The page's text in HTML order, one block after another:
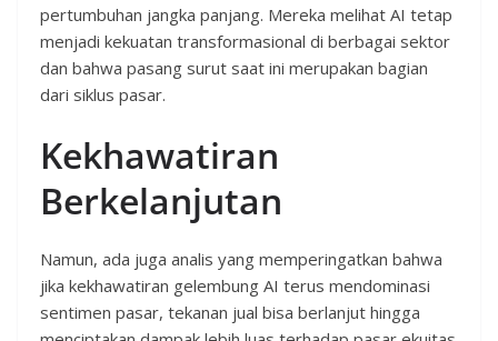
pertumbuhan jangka panjang. Mereka melihat AI tetap
menjadi kekuatan transformasional di berbagai sektor
dan bahwa pasang surut saat ini merupakan bagian
dari siklus pasar.
Kekhawatiran
Berkelanjutan
Namun, ada juga analis yang memperingatkan bahwa
jika kekhawatiran gelembung AI terus mendominasi
sentimen pasar, tekanan jual bisa berlanjut hingga